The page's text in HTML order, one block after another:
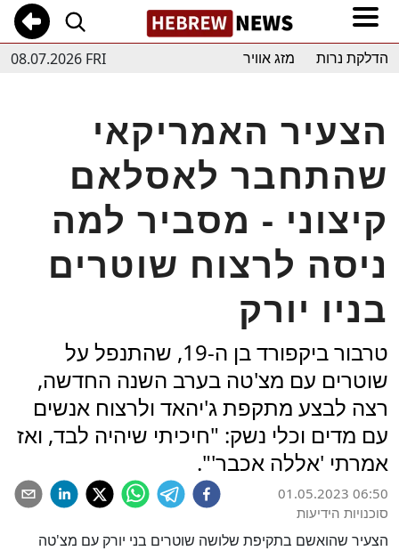
08.07.2026 FRI הדלקת נרות מזג אוויר
הצעיר האמריקאי
שהתחבר לאסלאם
קיצוני - מסביר למה
ניסה לרצוח שוטרים
בניו יורק
טרבור ביקפורד בן ה-19, שהתנפל על
שוטרים עם מצ'טה בערב השנה החדשה,
רצה לבצע מתקפת ג'יהאד ולרצוח אנשים
עם מדים וכלי נשק: "חיכיתי שיהיה לבד, ואז
אמרתי 'אללה אכבר'".
01.05.2023 06:50
סוכנויות הידיעות
הצעיר שהואשם בתקיפת שלושה שוטרים בני יורק עם מצ'טה